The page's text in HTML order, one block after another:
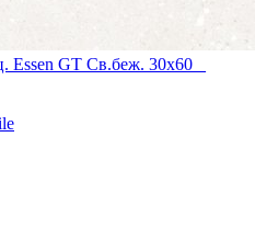
GT Св.беж. 30x60 _